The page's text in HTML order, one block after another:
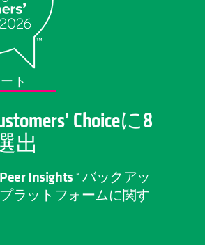
ト
Choiceに8
出
Insights™ バックアッ
ラットフォームに関す